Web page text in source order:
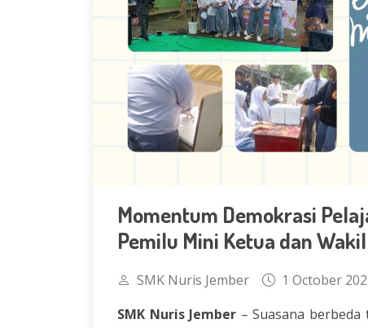
Momentum Demokrasi
Pemilu Mini Ketua dan
SMK Nuris Jember 1 October
SMK Nuris Jember –Suasana